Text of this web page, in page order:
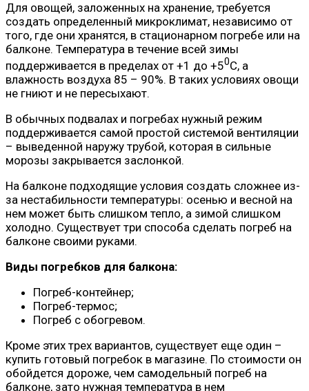
Для овощей, заложенных на хранение, требуется
создать определенный микроклимат, независимо от
того, где они хранятся, в стационарном погребе или на
балконе. Температура в течение всей зимы
поддерживается в пределах от +1 до +50C, а
влажность воздуха 85 – 90%. В таких условиях овощи
не гниют и не пересыхают.
В обычных подвалах и погребах нужный режим
поддерживается самой простой системой вентиляции
– выведенной наружу трубой, которая в сильные
морозы закрывается заслонкой.
На балконе подходящие условия создать сложнее из-
за нестабильности температуры: осенью и весной на
нем может быть слишком тепло, а зимой слишком
холодно. Существует три способа сделать погреб на
балконе своими руками.
Виды погребков для балкона:
Погреб-контейнер;
Погреб-термос;
Погреб с обогревом.
Кроме этих трех вариантов, существует еще один –
купить готовый погребок в магазине. По стоимости он
обойдется дороже, чем самодельный погреб на
балконе, зато нужная температура в нем